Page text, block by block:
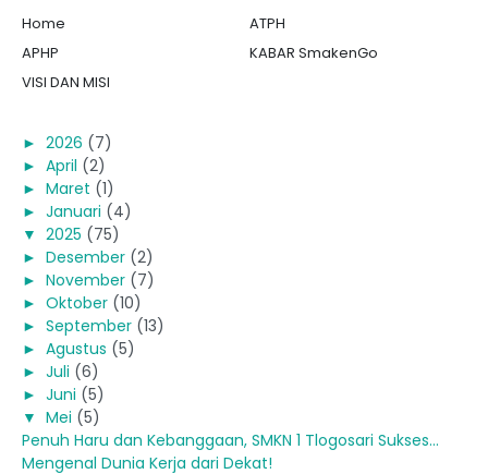
Home
ATPH
APHP
KABAR SmakenGo
VISI DAN MISI
► 2026 (7)
► April (2)
► Maret (1)
► Januari (4)
▼ 2025 (75)
► Desember (2)
► November (7)
► Oktober (10)
► September (13)
► Agustus (5)
► Juli (6)
► Juni (5)
▼ Mei (5)
Penuh Haru dan Kebanggaan, SMKN 1 Tlogosari Sukses...
Mengenal Dunia Kerja dari Dekat!